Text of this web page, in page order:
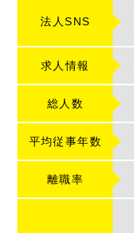
法人SNS
求人情報
総人数
平均従事年数
離職率